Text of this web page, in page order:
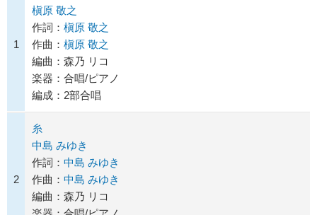
1
槇原 敬之
作詞： 槇原 敬之
作曲： 槇原 敬之
編曲：森乃 リコ
楽器：合唱/ピアノ
編成：2部合唱
2
糸
中島 みゆき
作詞： 中島 みゆき
作曲： 中島 みゆき
編曲：森乃 リコ